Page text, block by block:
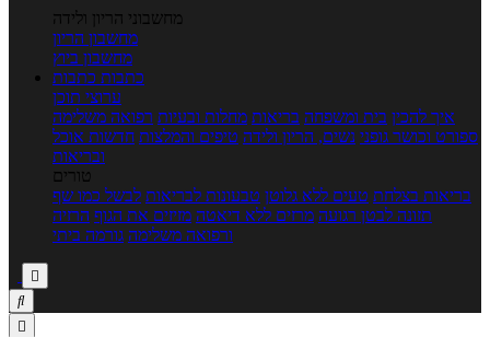
מחשבוני הריון ולידה
מחשבון הריון
מחשבון ביוץ
כתבות כתבות
ערוצי תוכן
איך להכין בית ומשפחה בריאות מחלות ובעיות רפואה משלימה
ספורט וכושר גופני נשים, הריון ולידה טיפים והמלצות חדשות אוכל
ובריאות
טורים
בריאות בצלחת טעים ללא גלוטן טבעונות לבריאות לבשל כמו שף
תזונה לבטן רגועה מרזים ללא דיאטה מזיזים את הגוף הרזיה
ורפואה משלימה גורמה ביתי


